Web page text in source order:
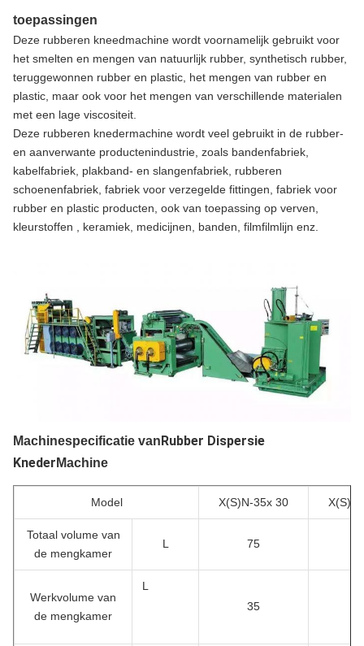
toepassingen
Deze rubberen kneedmachine wordt voornamelijk gebruikt voor
het smelten en mengen van natuurlijk rubber, synthetisch rubber,
teruggewonnen rubber en plastic, het mengen van rubber en
plastic, maar ook voor het mengen van verschillende materialen
met een lage viscositeit.
Deze rubberen knedermachine wordt veel gebruikt in de rubber-
en aanverwante productenindustrie, zoals bandenfabriek,
kabelfabriek, plakband- en slangenfabriek, rubberen
schoenenfabriek, fabriek voor verzegelde fittingen, fabriek voor
rubber en plastic producten, ook van toepassing op verven,
kleurstoffen , keramiek, medicijnen, banden, filmfilmlijn enz.
Machinespecificatie vanRubber Dispersie
Kneder Machine
Model X(S)N-35x 30
Totaal volume van
de mengkamer
L 75
Werkvolume van
de mengkamer
L
35